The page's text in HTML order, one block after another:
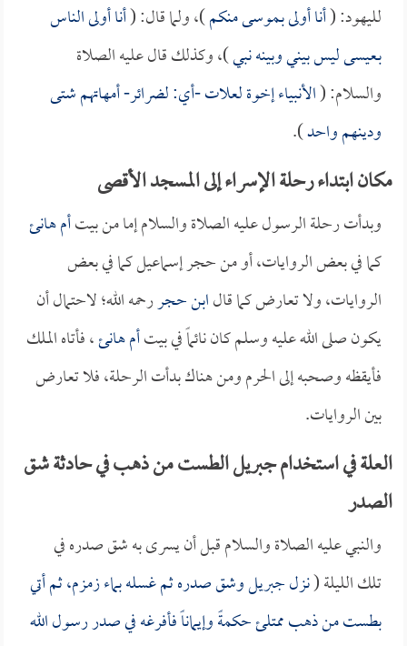
لليهود: (أنا أولى بـموسى منكم)، ولما قال: (أنا أولى الناس
بـعيسى ليس بيني وبينه نبي)، وكذلك قال عليه الصلاة
والسلام: (الأنبياء إخوة لعلات -أي: لضرائر- أمهاتهم شتى
ودينهم واحد).
مكان ابتداء رحلة الإسراء إلى المسجد الأقصى
وبدأت رحلة الرسول عليه الصلاة والسلام إما من بيتأم هانئ
كما في بعض الروايات، أو من حجر إسماعيل كما في بعض
الروايات، ولا تعارض كما قالابن حجررحمه الله؛ لاحتمال أن
يكون صلى الله عليه وسلم كان نائماً في بيتأم هانئ، فأتاه الملك
فأيقظه وصحبه إلى الحرم ومن هناك بدأت الرحلة، فلا تعارض
بين الروايات.
العلة في استخدام جبريل الطست من ذهب في حادثة شق
الصدر
والنبي عليه الصلاة والسلام قبل أن يسرى به شق صدره في
تلك الليلة (نزل جبريل وشق صدره ثم غسله بماء زمزم، ثم أتي
بطست من ذهب ممتلئ حكمةً وإيماناً فأفرغه في صدر رسول الله